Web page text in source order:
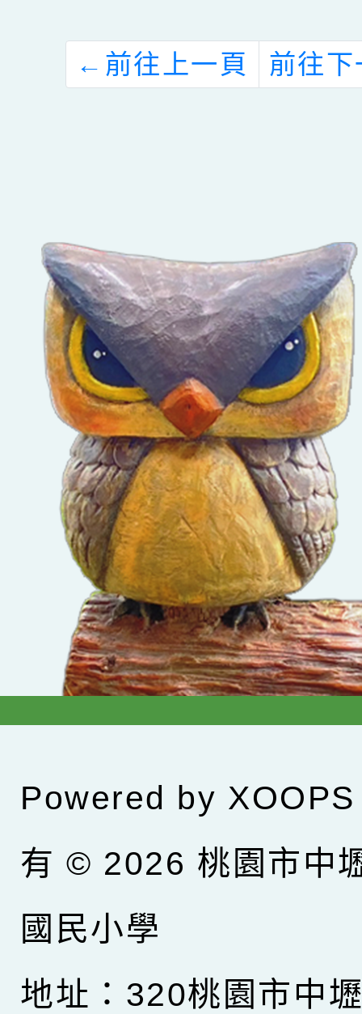
← 前往上一頁 前往下
Powered by XOOPS
有 © 2026 桃園市中
國民小學
地址：320桃園市中